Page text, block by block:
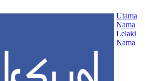
Utama
Nama
Lelaki
Nama